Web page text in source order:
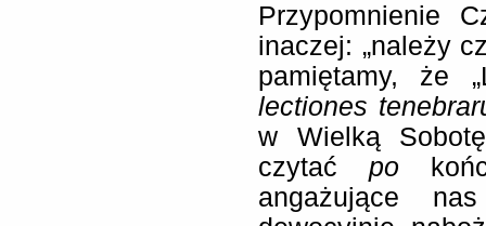
Przypomnienie
inaczej: „należy
pamiętamy, że
lectiones
w Wielką
czytać po
angażujące